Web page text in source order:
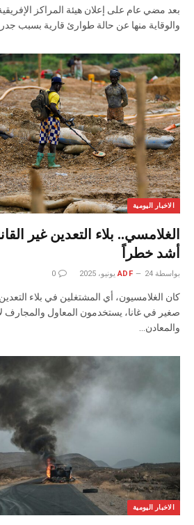
بعد مضي عام على إعلان هيئة المراكز
والوقاية منها عن حالة طوارئ قارية بسبب
الاخبار اليومية
الغلامسي.. بلاء التعدين غير
أشد خطراً
بواسطة ADF 24 يونيو، 2025 0
كان الغلامسيون، أي المشتغلين في بلاء
صغير في غانا، يستخدمون المعاول والمجارف
والمعادن…
الاخبار اليومية